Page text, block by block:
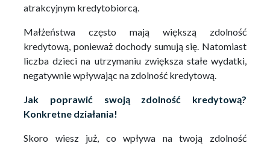
atrakcyjnym kredytobiorcą.
Małżeństwa często mają większą zdolność
kredytową, ponieważ dochody sumują się. Natomiast
liczba dzieci na utrzymaniu zwiększa stałe wydatki,
negatywnie wpływając na zdolność kredytową.
Jak poprawić swoją zdolność kredytową?
Konkretne działania!
Skoro wiesz już, co wpływa na twoją zdolność